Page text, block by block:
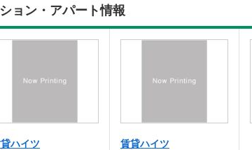
ョン・アパート情報
ハイツ
賃貸ハイツ